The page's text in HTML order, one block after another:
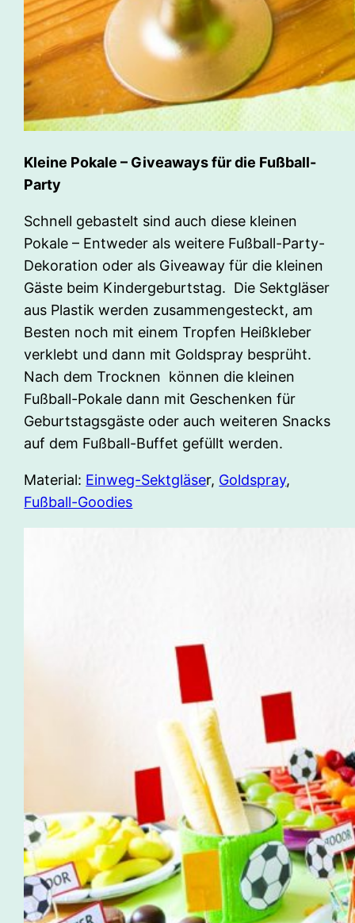
Kleine Pokale – Giveaways für die Fußball-
Party
Schnell gebastelt sind auch diese kleinen
Pokale – Entweder als weitere Fußball-Party-
Dekoration oder als Giveaway für die kleinen
Gäste beim Kindergeburtstag. Die Sektgläser
aus Plastik werden zusammengesteckt, am
Besten noch mit einem Tropfen Heißkleber
verklebt und dann mit Goldspray besprüht.
Nach dem Trocknen können die kleinen
Fußball-Pokale dann mit Geschenken für
Geburtstagsgäste oder auch weiteren Snacks
auf dem Fußball-Buffet gefüllt werden.
Material: Einweg-Sektgläser, Goldspray,
Fußball-Goodies